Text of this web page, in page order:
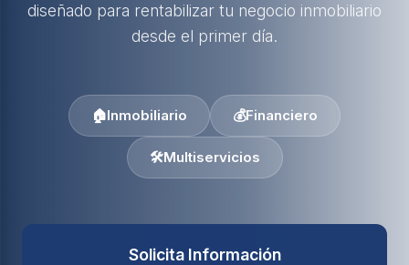
diseñado para rentabilizar tu negocio inmobiliario
desde el primer día.
🏠Inmobiliario 💰Financiero
🛠️Multiservicios
Solicita Información